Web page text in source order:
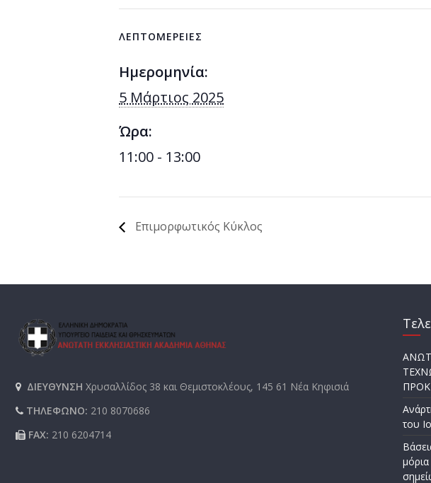
ΛΕΠΤΟΜΈΡΕΙΕΣ
Ημερομηνία:
5 Μάρτιος 2025
Ώρα:
11:00 - 13:00
Επιμορφωτικός Κύκλος
ΔΙΕΥΘΥΝΣΗ Χρυσαλλίδος 38 και Θεμιστοκλέους, 145 61 Νέα Κηφισιά
ΤΗΛΕΦΩΝΟ: 210 8070686
FAX: 210 6204714
του